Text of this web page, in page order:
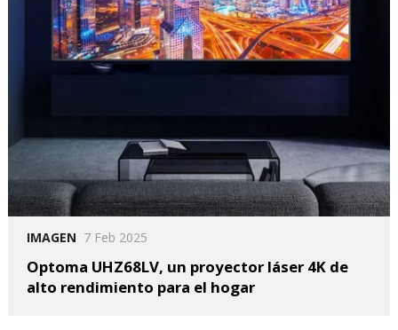
IMAGEN 7 Feb 2025
Optoma UHZ68LV, un proyector láser 4K de
alto rendimiento para el hogar